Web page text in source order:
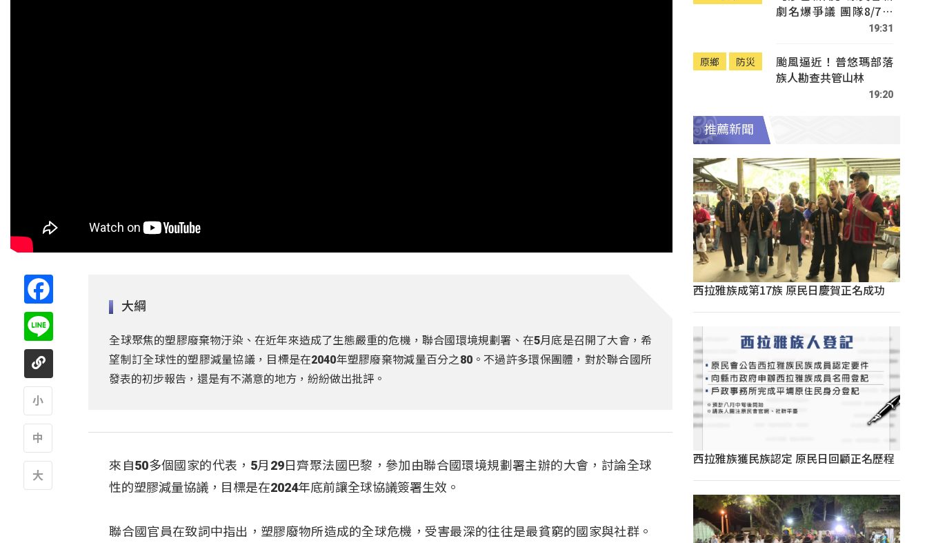
大綱
全球聚焦的塑膠廢棄物汙染、在近年來造成了生態嚴重的危機，聯合國環境規劃署、在5月底是召開了大會，希
望制訂全球性的塑膠減量協議，目標是在2040年塑膠廢棄物減量百分之80。不過許多環保團體，對於聯合國所
發表的初步報告，還是有不滿意的地方，紛紛做出批評。
來自50多個國家的代表，5月29日齊聚法國巴黎，參加由聯合國環境規劃署主辦的大會，討論全球
性的塑膠減量協議，目標是在2024年底前讓全球協議簽署生效。
聯合國官員在致詞中指出，塑膠廢物所造成的全球危機，受害最深的往往是最貧窮的國家與社群。
劇名爆爭議 團隊8/7赴
19:31
原鄉 防災
颱風逼近！普悠瑪部落
族人勘查共管山林
19:20
推薦新聞
西拉雅族成第17族 原民日慶賀正名成功
西拉雅族獲民族認定 原民日回顧正名歷程